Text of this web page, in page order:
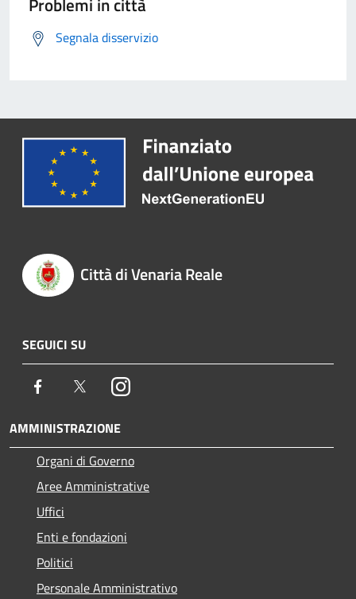
Segnala disservizio
Città di Venaria Reale
SEGUICI SU
Facebook TwitterInstagram
AMMINISTRAZIONE
Organi di Governo
Aree Amministrative
Uffici
Enti e fondazioni
Politici
Personale Amministrativo